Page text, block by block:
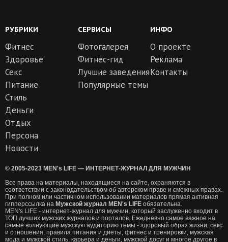
РУБРИКИ
Фитнес
Здоровье
Секс
Питание
Стиль
Деньги
Отдых
Персона
Новости
СЕРВИСЫ
Фотогалерея
Фитнес-гид
Лучшие заведения
Популярные темы
ИНФО
О проекте
Реклама
Контакты
© 2005-2023 MEN's LIFE — ИНТЕРНЕТ-ЖУРНАЛ ДЛЯ МУЖЧИН
Все права на материалы, находящиеся на сайте, охраняются в
соответствии с законодательством об авторском праве и смежных правах.
При полном или частичном использовании материалов прямая активная
гипперссылка на Мужской журнал MEN's LIFE обязательна.
MEN's LIFE - интернет-журнал для мужчин, который заслуженно входит в
ТОП лучших мужских журналов и порталов. Ежедневно самое важное на
самые волнующие мужскую аудиторию темы - здоровый образ жизни, секс
и отношения, правила питания и диеты, фитнес и тренировки, мужская
мода и мужской стиль, карьера и деньги, мужской досуг и многое другое в